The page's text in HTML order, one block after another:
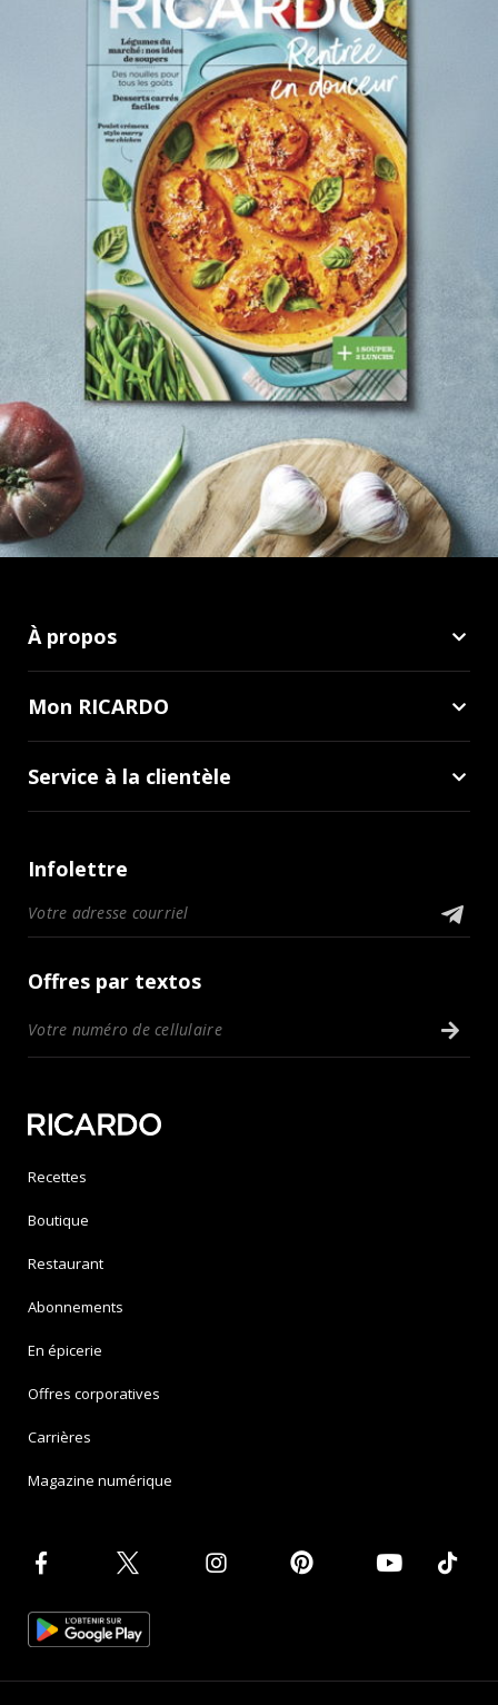
À propos
Mon RICARDO
Service à la clientèle
Infolettre
Offres par textos
Recettes
Boutique
Restaurant
Abonnements
En épicerie
Offres corporatives
Carrières
Magazine numérique